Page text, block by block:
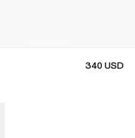
340USD